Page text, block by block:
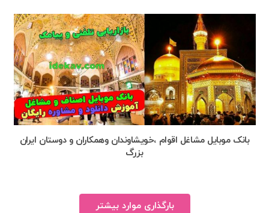
بانک موبایل مشاغل اقوام ،خویشاوندان وهمکاران و دوستان ایران
بزرگ
بارگذاری موارد بیشتر